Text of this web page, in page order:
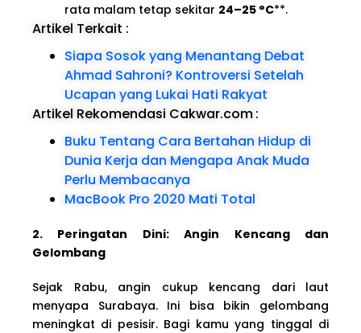
rata malam tetap sekitar 24–25 °C**.
Artikel Terkait :
Siapa Sosok yang Menantang Debat
Ahmad Sahroni? Kontroversi Setelah
Ucapan yang Lukai Hati Rakyat
Artikel Rekomendasi Cakwar.com:
Buku Tentang Cara Bertahan Hidup di
Dunia Kerja dan Mengapa Anak Muda
Perlu Membacanya
MacBook Pro 2020 Mati Total
2. Peringatan Dini: Angin Kencang dan
Gelombang
Sejak Rabu, angin cukup kencang dari laut
menyapa Surabaya. Ini bisa bikin gelombang
meningkat di pesisir. Bagi kamu yang tinggal di